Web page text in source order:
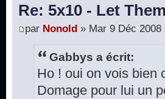
Re: 5x10 - Let
par Nonold » Mar 9 Déc 2008
Gabbys a écrit:
Ho ! oui on vois bien
Domage pour lui un